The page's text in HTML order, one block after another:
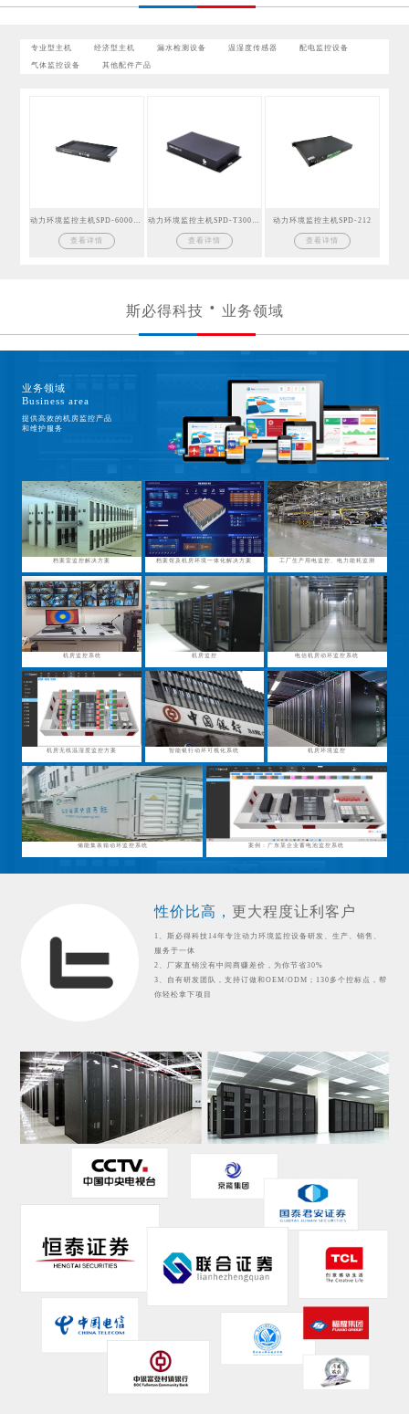
专业型主机 经济型主机 漏水检测设备 温湿度传感器 配电监控设备
气体监控设备 其他配件产品
查看详情 查看详情
动力环境监控主机SPD-212
查看详情
斯必得科技 业务领域
业务领域
Business area
提供高效的机房监控产品
和维护服务
档案室监控解决方案 档案馆及机房环境一体化解决方案 工厂生产用电监控、电力能耗监测
机房监控系统 机房监控 电信机房动环监控系统
机房无线温湿度监控方案 智能银行动环可视化系统 机房环境监控
储能集装箱动环监控系统 案例：广东某企业蓄电池监控系统
性价比高， 更大程度让利客户
1、斯必得科技14年专注动力环境监控设备研发、生产、销售、
服务于一体
2、厂家直销没有中间商赚差价，为你节省30%
3、自有研发团队，支持订做和OEM/ODM；130多个控标点，帮
你轻松拿下项目